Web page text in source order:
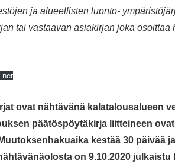
ja alueellisten luonto-
tai vastaavan asiakirjan joka osoittaa
ner
ovat nähtävänä kalatalousalueen
päätöspöytäkirja liitteineen
kestää 30 päivää
on 9.10.2020